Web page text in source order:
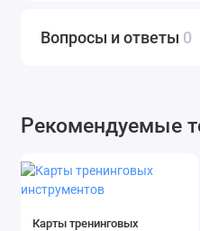
Вопросы и ответы 0
Рекомендуемые
Карты тренинговых